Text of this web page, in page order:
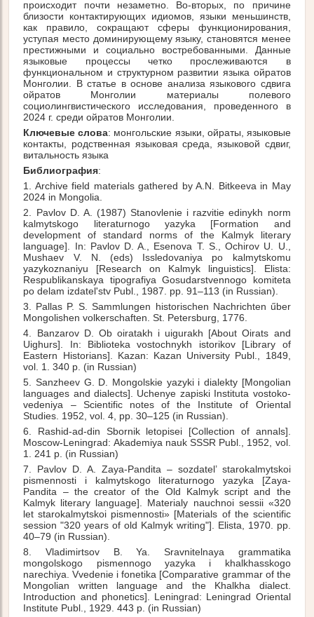
происходит почти незаметно. Во-вторых, по причине
близости контактирующих идиомов, языки меньшинств,
как правило, сокращают сферы функционирования,
уступая место доминирующему языку, становятся менее
престижными и социально востребованными. Данные
языковые процессы четко прослеживаются в
функциональном и структурном развитии языка ойратов
Монголии. В статье в основе анализа языкового сдвига
ойратов Монголии материалы полевого
социолингвистического исследования, проведенного в
2024 г. среди ойратов Монголии.
Ключевые слова: монгольские языки, ойраты, языковые
контакты, родственная языковая среда, языковой сдвиг,
витальность языка
Библиография:
1. Archive field materials gathered by A.N. Bitkeeva in May
2024 in Mongolia.
2. Pavlov D. A. (1987) Stanovlenie i razvitie edinykh norm
kalmytskogo literaturnogo yazyka [Formation and
development of standard norms of the Kalmyk literary
language]. In: Pavlov D. A., Esenova T. S., Ochirov U. U.,
Mushaev V. N. (eds) Issledovaniya po kalmytskomu
yazykoznaniyu [Research on Kalmyk linguistics]. Elista:
Respublikanskaya tipografiya Gosudarstvennogo komiteta
po delam izdatel'stv Publ., 1987. pp. 91–113 (in Russian).
3. Pallas P. S. Sammlungen historischen Nachrichten űber
Mongolishen volkerschaften. St. Petersburg, 1776.
4. Banzarov D. Ob oiratakh i uigurakh [About Oirats and
Uighurs]. In: Biblioteka vostochnykh istorikov [Library of
Eastern Historians]. Kazan: Kazan University Publ., 1849,
vol. 1. 340 p. (in Russian)
5. Sanzheev G. D. Mongolskie yazyki i dialekty [Mongolian
languages and dialects]. Uchenye zapiski Instituta vostoko-
vedeniya – Scientific notes of the Institute of Oriental
Studies. 1952, vol. 4, pp. 30–125 (in Russian).
6. Rashid-ad-din Sbornik letopisei [Collection of annals].
Moscow-Leningrad: Akademiya nauk SSSR Publ., 1952, vol.
1. 241 p. (in Russian)
7. Pavlov D. A. Zaya-Pandita – sozdatel’ starokalmytskoi
pismennosti i kalmytskogo literaturnogo yazyka [Zaya-
Pandita – the creator of the Old Kalmyk script and the
Kalmyk literary language]. Materialy nauchnoi sessii «320
let starokalmytskoi pismennosti» [Materials of the scientific
session "320 years of old Kalmyk writing"]. Elista, 1970. pp.
40–79 (in Russian).
8. Vladimirtsov B. Ya. Sravnitelnaya grammatika
mongolskogo pismennogo yazyka i khalkhasskogo
narechiya. Vvedenie i fonetika [Comparative grammar of the
Mongolian written language and the Khalkha dialect.
Introduction and phonetics]. Leningrad: Leningrad Oriental
Institute Publ., 1929. 443 p. (in Russian)